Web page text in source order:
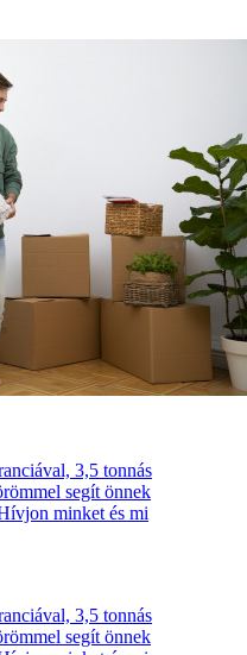
3,5 tonnás
segít önnek
minket és mi
3,5 tonnás
segít önnek